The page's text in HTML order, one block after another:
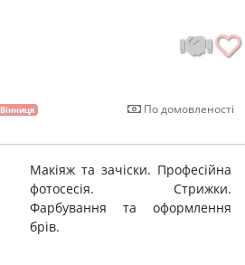
Вінниця По домовленості
Макіяж та зачіски. Професійна
фотосесія. Стрижки.
Фарбування та оформлення
брів.